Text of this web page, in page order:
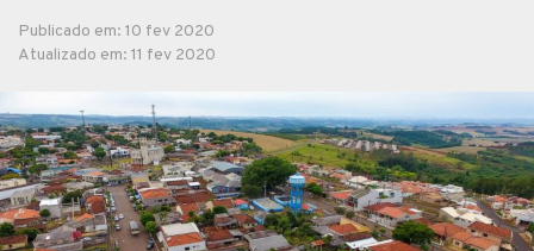
Publicado em: 10 fev 2020
Atualizado em: 11 fev 2020